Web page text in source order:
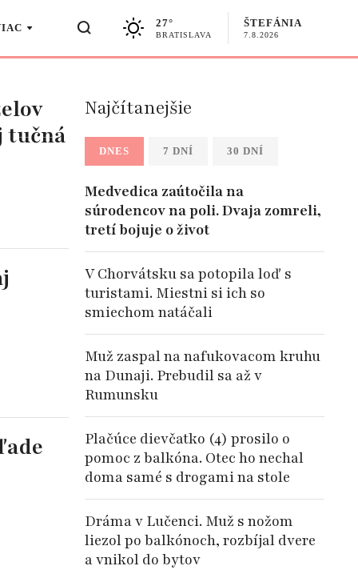
27°
BRATISLAVA
ŠTEFÁNIA
7.8.2026
tučná
Najčítanejšie
DNES 7 DNÍ 30 DNÍ
Medvedica zaútočila na
súrodencov na poli. Dvaja zomreli,
tretí bojuje o život
V Chorvátsku sa potopila loď s
turistami. Miestni si ich so
smiechom natáčali
Muž zaspal na nafukovacom kruhu
na Dunaji. Prebudil sa až v
Rumunsku
Plačúce dievčatko (4) prosilo o
pomoc z balkóna. Otec ho nechal
doma samé s drogami na stole
Dráma v Lučenci. Muž s nožom
liezol po balkónoch, rozbíjal dvere
a vnikol do bytov